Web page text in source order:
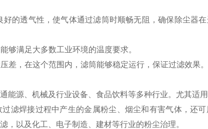
的透气性，使气体通过滤筒时顺畅无阻，确保除尘器
满足大多数工业环境的温度要求。
差，在这个范围内，滤筒能够稳定运行，保证过滤效果。
能源、机械及行业设备、食品饮料等多种行业。尤其适
滤焊接过程中产生的金属粉尘、烟尘和有害气体，还
，以及化工、电子制造、建材等行业的粉尘治理。